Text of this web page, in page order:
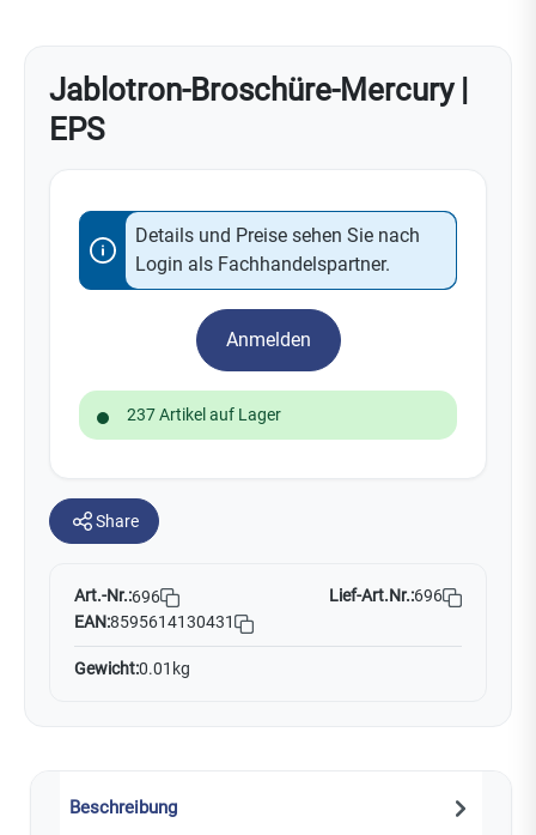
Jablotron-Broschüre-Mercury |
EPS
Details und Preise sehen Sie nach
Login als Fachhandelspartner.
Anmelden
237 Artikel auf Lager
Share
Art.-Nr.:696 Lief-Art.Nr.:696
EAN:8595614130431
Gewicht:0.01kg
Beschreibung